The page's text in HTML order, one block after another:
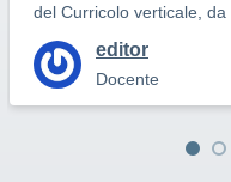
del Curricolo verticale, da
editor
Docente